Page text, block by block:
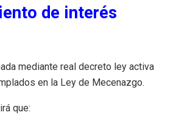
de interés
mediante real decreto ley activa
en la Ley de Mecenazgo.
que: